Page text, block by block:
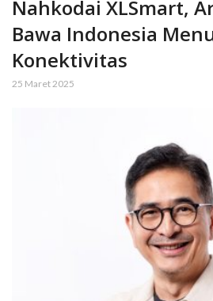
Nahkodai XLSmart,
Bawa Indonesia
Konektivitas
25 Maret 2025